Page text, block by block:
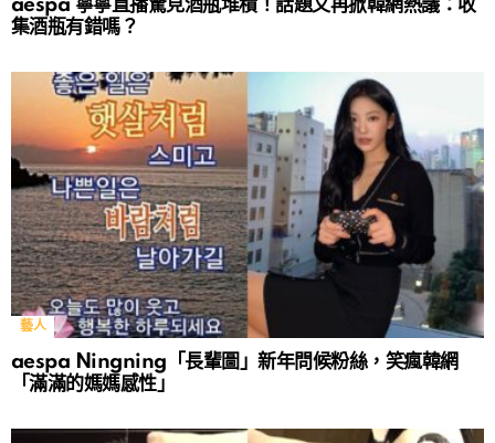
aespa 寧寧直播驚見酒瓶堆積！話題又再掀韓網熱議：收
集酒瓶有錯嗎？
藝人
aespa Ningning「長輩圖」新年問候粉絲，笑瘋韓網
「滿滿的媽媽感性」